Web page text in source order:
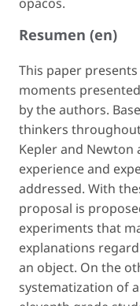
Resumen (en)
This paper
moments
by the authors.
thinkers throughout
Kepler and Newton
experience and
addressed. With
proposal is
experiments that
explanations
an object. On the
systematization of